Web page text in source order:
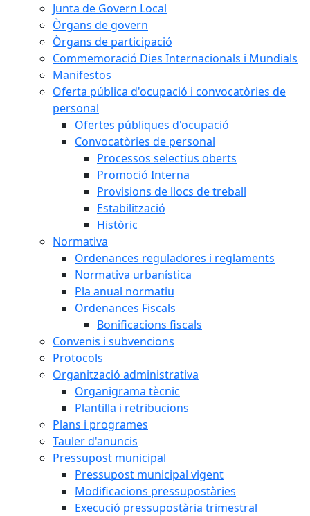
Junta de Govern Local
Òrgans de govern
Òrgans de participació
Commemoració Dies Internacionals i Mundials
Manifestos
Oferta pública d'ocupació i convocatòries de
personal
Ofertes públiques d'ocupació
Convocatòries de personal
Processos selectius oberts
Promoció Interna
Provisions de llocs de treball
Estabilització
Històric
Normativa
Ordenances reguladores i reglaments
Normativa urbanística
Pla anual normatiu
Ordenances Fiscals
Bonificacions fiscals
Convenis i subvencions
Protocols
Organització administrativa
Organigrama tècnic
Plantilla i retribucions
Plans i programes
Tauler d'anuncis
Pressupost municipal
Pressupost municipal vigent
Modificacions pressupostàries
Execució pressupostària trimestral